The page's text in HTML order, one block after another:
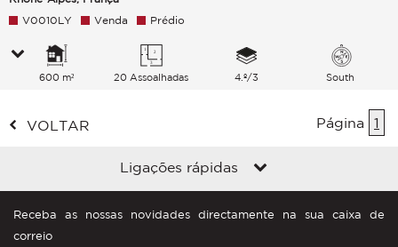
V0010LY Venda Prédio
600 m² 20 Assoalhadas 4.º/3 South
VOLTAR Página 1
Ligações rápidas
Receba as nossas novidades directamente na sua caixa de
correio